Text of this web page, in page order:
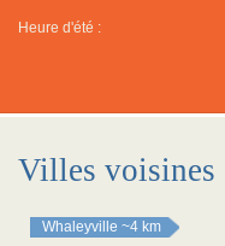
Heure d'été :
Villes voisines
Whaleyville ~4 km